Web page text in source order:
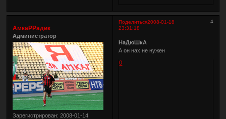
Поделиться 4
2008-01-18
23:31:18
АмкаРРадик
Администратор
Зарегистрирован: 2008-01-14
НаДюШкА
А он нах не нужен
0